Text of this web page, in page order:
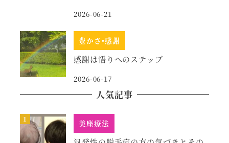
2026-06-21
豊かさ•感謝
感謝は悟りへのステップ
2026-06-17
人気記事
美座療法